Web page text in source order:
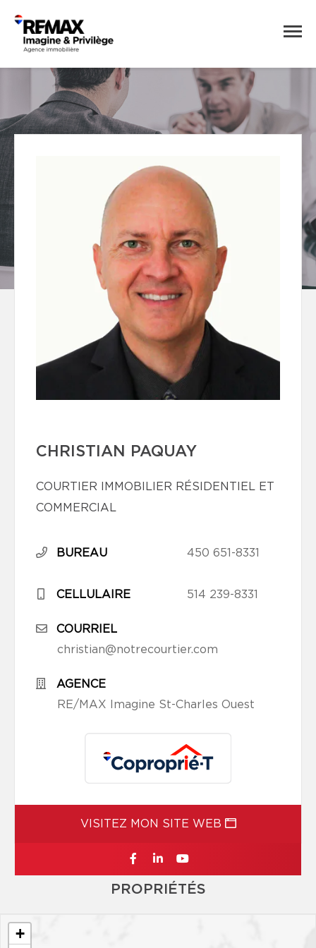
CHRISTIAN PAQUAY
COURTIER IMMOBILIER RÉSIDENTIEL ET
COMMERCIAL
BUREAU 450 651-8331
CELLULAIRE 514 239-8331
COURRIEL
christian@notrecourtier.com
AGENCE
RE/MAX Imagine St-Charles Ouest
VISITEZ MON SITE WEB
PROPRIÉTÉS
+